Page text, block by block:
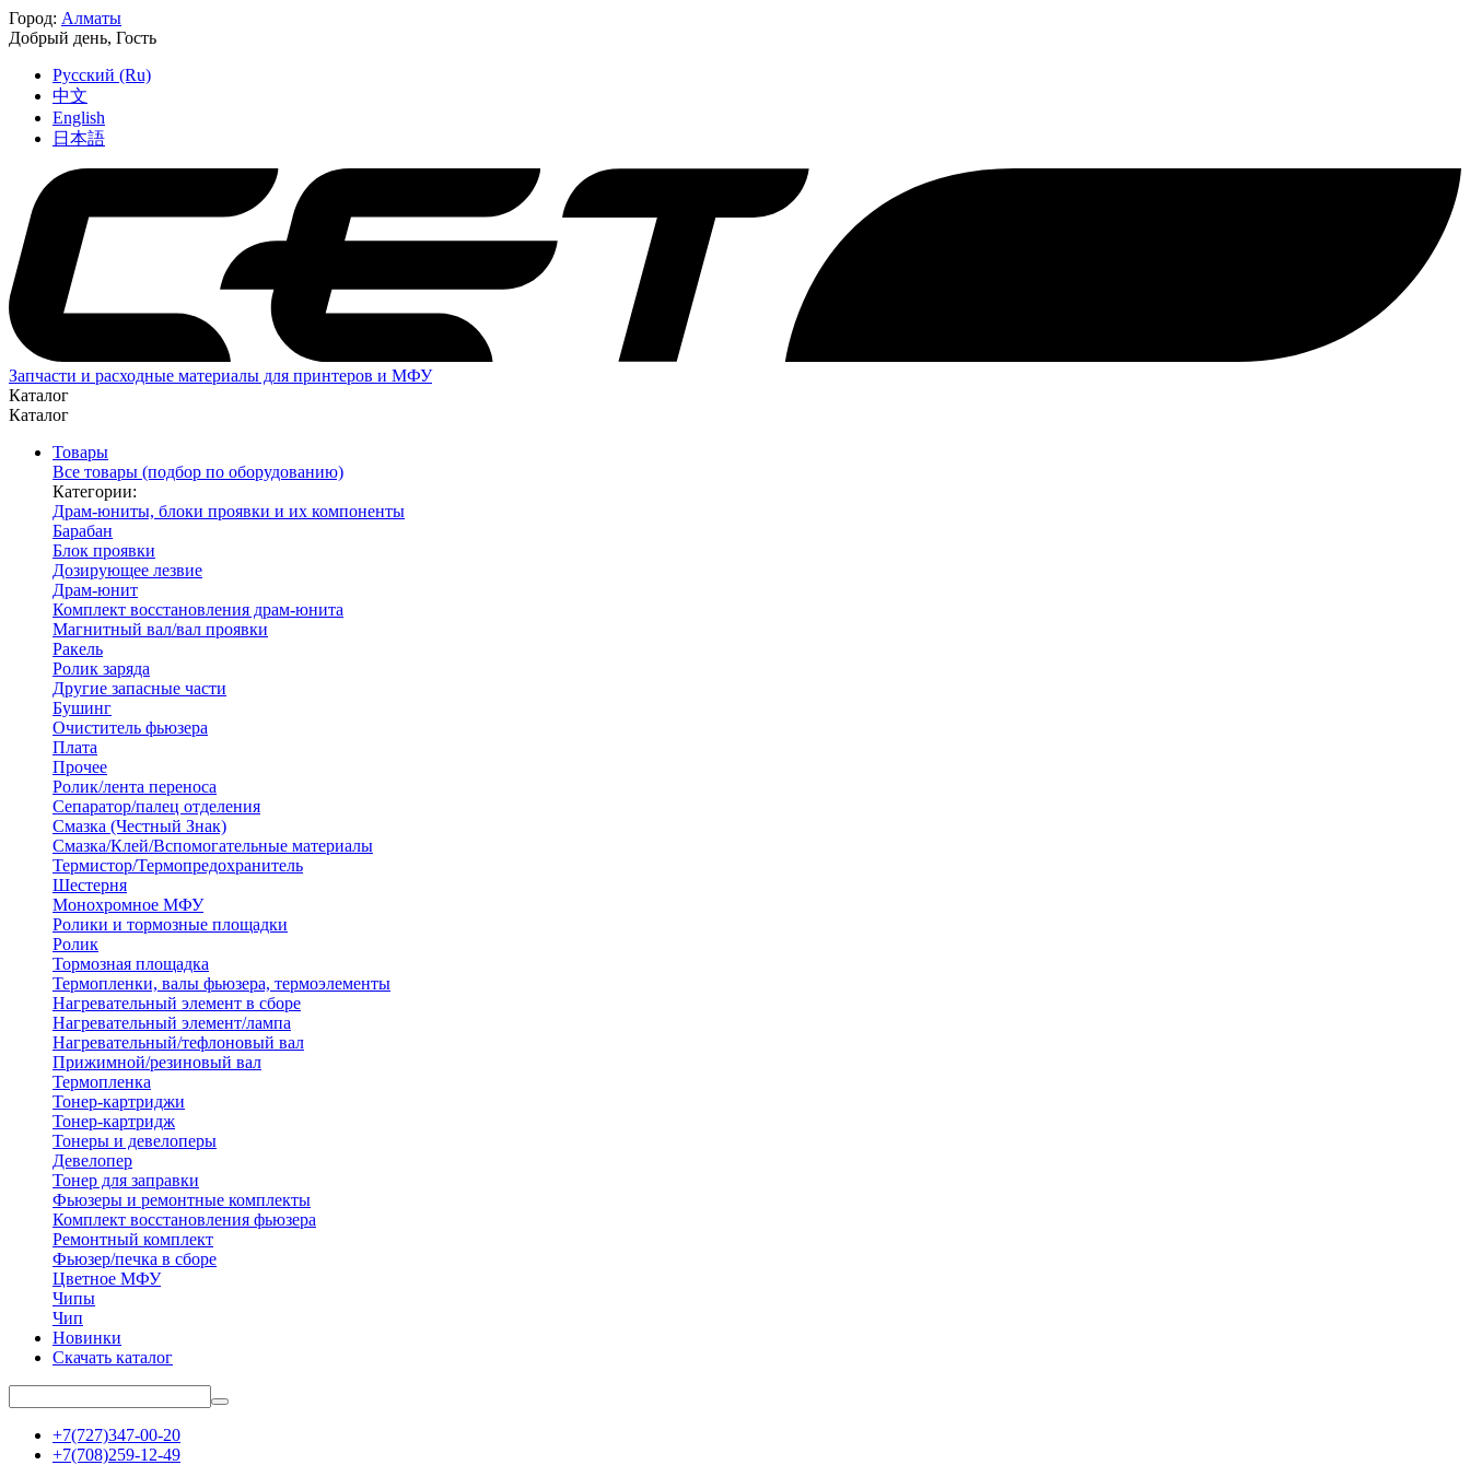
Город: Алматы
Добрый день, Гость
Русский (Ru)
中文
English
日本語
Запчасти и расходные материалы для принтеров и МФУ
Каталог
Каталог
Товары
Все товары (подбор по оборудованию)
Категории:
Драм-юниты, блоки проявки и их компоненты
Барабан
Блок проявки
Дозирующее лезвие
Драм-юнит
Комплект восстановления драм-юнита
Магнитный вал/вал проявки
Ракель
Ролик заряда
Другие запасные части
Бушинг
Очиститель фьюзера
Плата
Прочее
Ролик/лента переноса
Сепаратор/палец отделения
Смазка (Честный Знак)
Смазка/Клей/Вспомогательные материалы
Термистор/Термопредохранитель
Шестерня
Монохромное МФУ
Ролики и тормозные площадки
Ролик
Тормозная площадка
Термопленки, валы фьюзера, термоэлементы
Нагревательный элемент в сборе
Нагревательный элемент/лампа
Нагревательный/тефлоновый вал
Прижимной/резиновый вал
Термопленка
Тонер-картриджи
Тонер-картридж
Тонеры и девелоперы
Девелопер
Тонер для заправки
Фьюзеры и ремонтные комплекты
Комплект восстановления фьюзера
Ремонтный комплект
Фьюзер/печка в сборе
Цветное МФУ
Чипы
Чип
Новинки
Скачать каталог
+7(727)347-00-20
+7(708)259-12-49